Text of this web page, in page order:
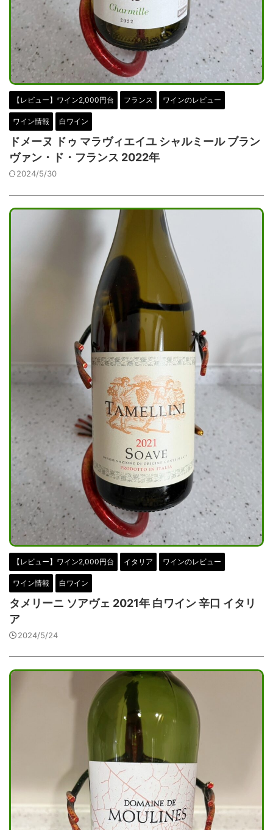
【レビュー】ワイン2,000円台 フランス ワインのレビュー
ワイン情報 白ワイン
ドメーヌ ドゥ マラヴィエイユ シャルミール ブラン
ヴァン・ド・フランス 2022年
2024/5/30
【レビュー】ワイン2,000円台 イタリア ワインのレビュー
ワイン情報 白ワイン
タメリーニ ソアヴェ 2021年 白ワイン 辛口 イタリ
ア
2024/5/24